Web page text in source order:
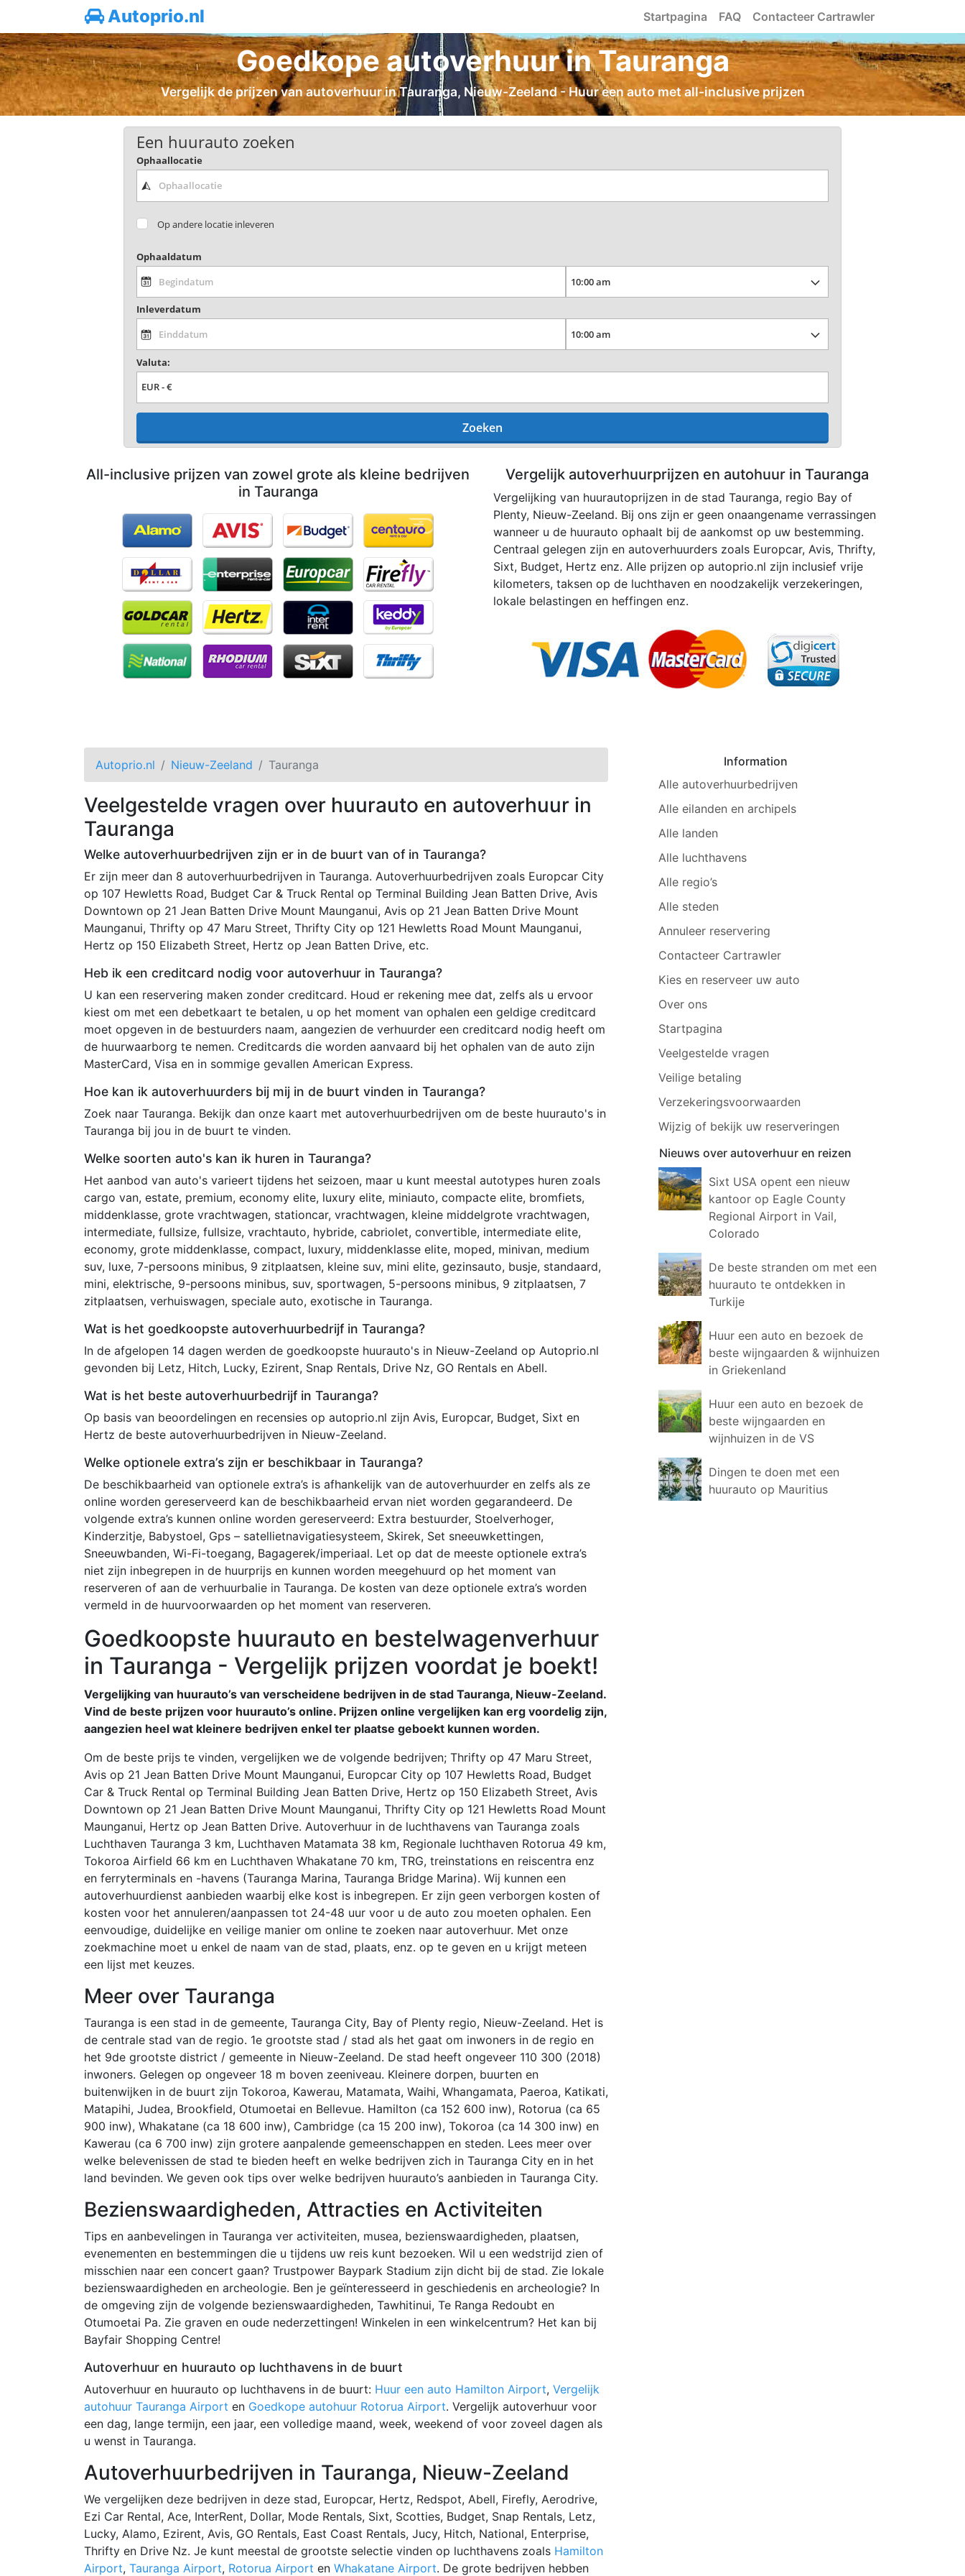
Autoprio.nl Startpagina FAQ Contacteer Cartrawler
Goedkope autoverhuur in Tauranga
Vergelijk de prijzen van autoverhuur in Tauranga, Nieuw-Zeeland - Huur een auto met all-inclusive prijzen
Een huurauto zoeken
Ophaallocatie
Op andere locatie inleveren
Ophaaldatum
Inleverdatum
Valuta:
Zoeken
All-inclusive prijzen van zowel grote als kleine bedrijven
in Tauranga
Vergelijk autoverhuurprijzen en autohuur in Tauranga
Vergelijking van huurautoprijzen in de stad Tauranga, regio Bay of
Plenty, Nieuw-Zeeland. Bij ons zijn er geen onaangename verrassingen
wanneer u de huurauto ophaalt bij de aankomst op uw bestemming.
Centraal gelegen zijn en autoverhuurders zoals Europcar, Avis, Thrifty,
Sixt, Budget, Hertz enz. Alle prijzen op autoprio.nl zijn inclusief vrije
kilometers, taksen op de luchthaven en noodzakelijk verzekeringen,
lokale belastingen en heffingen enz.
Autoprio.nl Nieuw-Zeeland Tauranga
Veelgestelde vragen over huurauto en autoverhuur in
Tauranga
Welke autoverhuurbedrijven zijn er in de buurt van of in Tauranga?
Er zijn meer dan 8 autoverhuurbedrijven in Tauranga. Autoverhuurbedrijven zoals Europcar City
op 107 Hewletts Road, Budget Car & Truck Rental op Terminal Building Jean Batten Drive, Avis
Downtown op 21 Jean Batten Drive Mount Maunganui, Avis op 21 Jean Batten Drive Mount
Maunganui, Thrifty op 47 Maru Street, Thrifty City op 121 Hewletts Road Mount Maunganui,
Hertz op 150 Elizabeth Street, Hertz op Jean Batten Drive, etc.
Heb ik een creditcard nodig voor autoverhuur in Tauranga?
U kan een reservering maken zonder creditcard. Houd er rekening mee dat, zelfs als u ervoor
kiest om met een debetkaart te betalen, u op het moment van ophalen een geldige creditcard
moet opgeven in de bestuurders naam, aangezien de verhuurder een creditcard nodig heeft om
de huurwaarborg te nemen. Creditcards die worden aanvaard bij het ophalen van de auto zijn
MasterCard, Visa en in sommige gevallen American Express.
Hoe kan ik autoverhuurders bij mij in de buurt vinden in Tauranga?
Zoek naar Tauranga. Bekijk dan onze kaart met autoverhuurbedrijven om de beste huurauto's in
Tauranga bij jou in de buurt te vinden.
Welke soorten auto's kan ik huren in Tauranga?
Het aanbod van auto's varieert tijdens het seizoen, maar u kunt meestal autotypes huren zoals
cargo van, estate, premium, economy elite, luxury elite, miniauto, compacte elite, bromfiets,
middenklasse, grote vrachtwagen, stationcar, vrachtwagen, kleine middelgrote vrachtwagen,
intermediate, fullsize, fullsize, vrachtauto, hybride, cabriolet, convertible, intermediate elite,
economy, grote middenklasse, compact, luxury, middenklasse elite, moped, minivan, medium
suv, luxe, 7-persoons minibus, 9 zitplaatsen, kleine suv, mini elite, gezinsauto, busje, standaard,
mini, elektrische, 9-persoons minibus, suv, sportwagen, 5-persoons minibus, 9 zitplaatsen, 7
zitplaatsen, verhuiswagen, speciale auto, exotische in Tauranga.
Wat is het goedkoopste autoverhuurbedrijf in Tauranga?
In de afgelopen 14 dagen werden de goedkoopste huurauto's in Nieuw-Zeeland op Autoprio.nl
gevonden bij Letz, Hitch, Lucky, Ezirent, Snap Rentals, Drive Nz, GO Rentals en Abell.
Wat is het beste autoverhuurbedrijf in Tauranga?
Op basis van beoordelingen en recensies op autoprio.nl zijn Avis, Europcar, Budget, Sixt en
Hertz de beste autoverhuurbedrijven in Nieuw-Zeeland.
Welke optionele extra’s zijn er beschikbaar in Tauranga?
De beschikbaarheid van optionele extra’s is afhankelijk van de autoverhuurder en zelfs als ze
online worden gereserveerd kan de beschikbaarheid ervan niet worden gegarandeerd. De
volgende extra’s kunnen online worden gereserveerd: Extra bestuurder, Stoelverhoger,
Kinderzitje, Babystoel, Gps – satellietnavigatiesysteem, Skirek, Set sneeuwkettingen,
Sneeuwbanden, Wi-Fi-toegang, Bagagerek/imperiaal. Let op dat de meeste optionele extra’s
niet zijn inbegrepen in de huurprijs en kunnen worden meegehuurd op het moment van
reserveren of aan de verhuurbalie in Tauranga. De kosten van deze optionele extra’s worden
vermeld in de huurvoorwaarden op het moment van reserveren.
Goedkoopste huurauto en bestelwagenverhuur
in Tauranga - Vergelijk prijzen voordat je boekt!
Vergelijking van huurauto’s van verscheidene bedrijven in de stad Tauranga, Nieuw-Zeeland.
Vind de beste prijzen voor huurauto’s online. Prijzen online vergelijken kan erg voordelig zijn,
aangezien heel wat kleinere bedrijven enkel ter plaatse geboekt kunnen worden.
Om de beste prijs te vinden, vergelijken we de volgende bedrijven; Thrifty op 47 Maru Street,
Avis op 21 Jean Batten Drive Mount Maunganui, Europcar City op 107 Hewletts Road, Budget
Car & Truck Rental op Terminal Building Jean Batten Drive, Hertz op 150 Elizabeth Street, Avis
Downtown op 21 Jean Batten Drive Mount Maunganui, Thrifty City op 121 Hewletts Road Mount
Maunganui, Hertz op Jean Batten Drive. Autoverhuur in de luchthavens van Tauranga zoals
Luchthaven Tauranga 3 km, Luchthaven Matamata 38 km, Regionale luchthaven Rotorua 49 km,
Tokoroa Airfield 66 km en Luchthaven Whakatane 70 km, TRG, treinstations en reiscentra enz
en ferryterminals en -havens (Tauranga Marina, Tauranga Bridge Marina). Wij kunnen een
autoverhuurdienst aanbieden waarbij elke kost is inbegrepen. Er zijn geen verborgen kosten of
kosten voor het annuleren/aanpassen tot 24-48 uur voor u de auto zou moeten ophalen. Een
eenvoudige, duidelijke en veilige manier om online te zoeken naar autoverhuur. Met onze
zoekmachine moet u enkel de naam van de stad, plaats, enz. op te geven en u krijgt meteen
een lijst met keuzes.
Meer over Tauranga
Tauranga is een stad in de gemeente, Tauranga City, Bay of Plenty regio, Nieuw-Zeeland. Het is
de centrale stad van de regio. 1e grootste stad / stad als het gaat om inwoners in de regio en
het 9de grootste district / gemeente in Nieuw-Zeeland. De stad heeft ongeveer 110 300 (2018)
inwoners. Gelegen op ongeveer 18 m boven zeeniveau. Kleinere dorpen, buurten en
buitenwijken in de buurt zijn Tokoroa, Kawerau, Matamata, Waihi, Whangamata, Paeroa, Katikati,
Matapihi, Judea, Brookfield, Otumoetai en Bellevue. Hamilton (ca 152 600 inw), Rotorua (ca 65
900 inw), Whakatane (ca 18 600 inw), Cambridge (ca 15 200 inw), Tokoroa (ca 14 300 inw) en
Kawerau (ca 6 700 inw) zijn grotere aanpalende gemeenschappen en steden. Lees meer over
welke belevenissen de stad te bieden heeft en welke bedrijven zich in Tauranga City en in het
land bevinden. We geven ook tips over welke bedrijven huurauto’s aanbieden in Tauranga City.
Bezienswaardigheden, Attracties en Activiteiten
Tips en aanbevelingen in Tauranga ver activiteiten, musea, bezienswaardigheden, plaatsen,
evenementen en bestemmingen die u tijdens uw reis kunt bezoeken. Wil u een wedstrijd zien of
misschien naar een concert gaan? Trustpower Baypark Stadium zijn dicht bij de stad. Zie lokale
bezienswaardigheden en archeologie. Ben je geïnteresseerd in geschiedenis en archeologie? In
de omgeving zijn de volgende bezienswaardigheden, Tawhitinui, Te Ranga Redoubt en
Otumoetai Pa. Zie graven en oude nederzettingen! Winkelen in een winkelcentrum? Het kan bij
Bayfair Shopping Centre!
Autoverhuur en huurauto op luchthavens in de buurt
Autoverhuur en huurauto op luchthavens in de buurt: Huur een auto Hamilton Airport, Vergelijk
autohuur Tauranga Airport en Goedkope autohuur Rotorua Airport. Vergelijk autoverhuur voor
een dag, lange termijn, een jaar, een volledige maand, week, weekend of voor zoveel dagen als
u wenst in Tauranga.
Autoverhuurbedrijven in Tauranga, Nieuw-Zeeland
We vergelijken deze bedrijven in deze stad, Europcar, Hertz, Redspot, Abell, Firefly, Aerodrive,
Ezi Car Rental, Ace, InterRent, Dollar, Mode Rentals, Sixt, Scotties, Budget, Snap Rentals, Letz,
Lucky, Alamo, Ezirent, Avis, GO Rentals, East Coast Rentals, Jucy, Hitch, National, Enterprise,
Thrifty en Drive Nz. Je kunt meestal de grootste selectie vinden op luchthavens zoals Hamilton
Airport, Tauranga Airport, Rotorua Airport en Whakatane Airport. De grote bedrijven hebben
Information
Alle autoverhuurbedrijven
Alle eilanden en archipels
Alle landen
Alle luchthavens
Alle regio’s
Alle steden
Annuleer reservering
Contacteer Cartrawler
Kies en reserveer uw auto
Over ons
Startpagina
Veelgestelde vragen
Veilige betaling
Verzekeringsvoorwaarden
Wijzig of bekijk uw reserveringen
Nieuws over autoverhuur en reizen
Sixt USA opent een nieuw
kantoor op Eagle County
Regional Airport in Vail,
Colorado
De beste stranden om met een
huurauto te ontdekken in
Turkije
Huur een auto en bezoek de
beste wijngaarden & wijnhuizen
in Griekenland
Huur een auto en bezoek de
beste wijngaarden en
wijnhuizen in de VS
Dingen te doen met een
huurauto op Mauritius